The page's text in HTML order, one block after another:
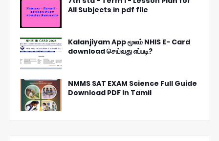
All Subjects in pdf file
Kalanjiyam App மூலம் NHIS E- Card
download செய்வது எப்படி?
NMMS SAT EXAM Science Full Guide
Download PDF in Tamil